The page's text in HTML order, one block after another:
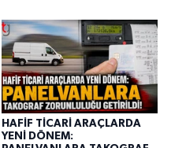
HAFİF TİCARİ ARAÇLARDA
YENİ DÖNEM: